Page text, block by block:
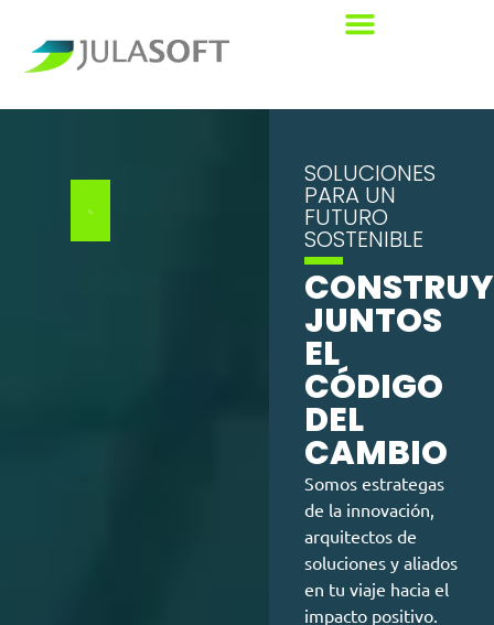
SOLUCIONES
PARA UN
FUTURO
SOSTENIBLE
JUNTOS
EL
CÓDIGO
DEL
CAMBIO
Somos estrategas
de la innovación,
arquitectos de
soluciones y aliados
en tu viaje hacia el
impacto positivo.